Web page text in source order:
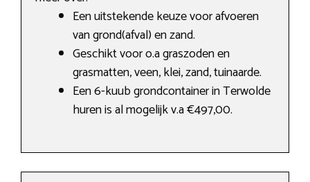
Een uitstekende keuze voor afvoeren
van grond(afval) en zand.
Geschikt voor o.a graszoden en
grasmatten, veen, klei, zand, tuinaarde.
Een 6-kuub grondcontainer in Terwolde
huren is al mogelijk v.a €497,00.